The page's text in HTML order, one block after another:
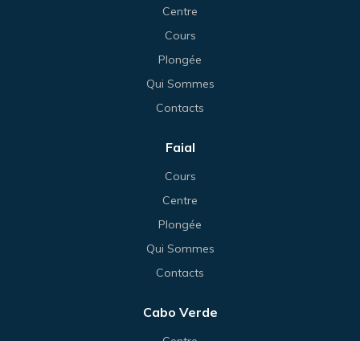
Centre
Cours
Plongée
Qui Sommes
Contacts
Faial
Cours
Centre
Plongée
Qui Sommes
Contacts
Cabo Verde